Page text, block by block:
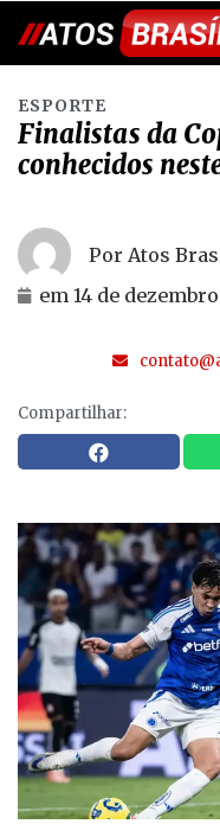
ESPORTE
Finalistas da
conhecidos
Por Atos
em 14 de
Compartilhar: